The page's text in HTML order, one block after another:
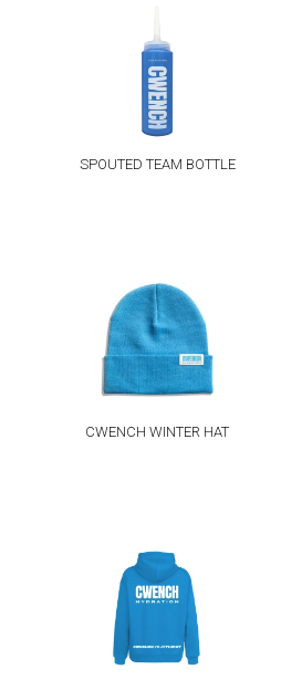
SPOUTED TEAM BOTTLE
CWENCH WINTER HAT